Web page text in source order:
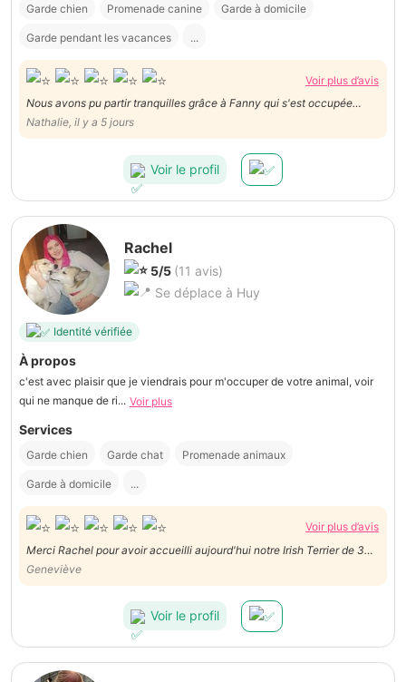
Garde chien Promenade canine Garde à domicile
Garde pendant les vacances ...
Voir plus d’avis
Nous avons pu partir tranquilles grâce à Fanny qui s'est occupée
merveilleusement bien de notre chat Biscuit et a veillé à son confort.
Une véritable fée.
Nathalie, il y a 5 jours
Voir le profil
Rachel
5/5 (11 avis)
Se déplace à Huy
Identité vérifiée
À propos
c'est avec plaisir que je viendrais pour m'occuper de votre animal, voir
qui ne manque de ri... Voir plus
Services
Garde chien Garde chat Promenade animaux
Garde à domicile ...
Voir plus d’avis
Merci Rachel pour avoir accueilli aujourd'hui notre Irish Terrier de 3
ans 1/2. Nous avons eu confiance dès la 1ère minute et avons eu le
temps de "voir si ça irait". Résultat en fin d'après-midi: un chien et des
maîtres contents! Bravo!
Geneviève
Voir le profil